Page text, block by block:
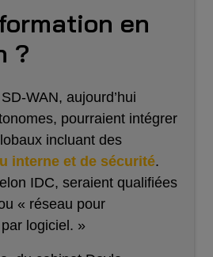
en
?
WAN, aujourd’hui
pourraient intégrer
incluant des
interne et de sécurité.
IDC, seraient qualifiées
« réseau pour
logiciel. »